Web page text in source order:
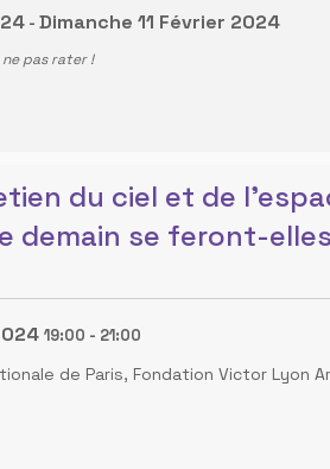
- Dimanche 11 Février 2024
pas rater !
du ciel et de
demain se feront-
19:00 - 21:00
de Paris, Fondation Victor Lyon